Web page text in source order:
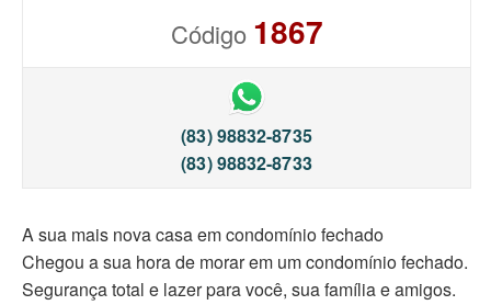
Código 1867
(83) 98832-8735
(83) 98832-8733
A sua mais nova casa em condomínio fechado
Chegou a sua hora de morar em um condomínio fechado.
Segurança total e lazer para você, sua família e amigos.